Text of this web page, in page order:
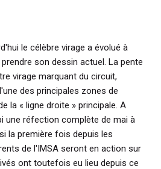
le célèbre virage a évolué à
son dessin actuel. La pente
virage marquant du circuit,
des principales zones de
la « ligne droite » principale. A
une réfection complète de mai à
la première fois depuis les
de l'IMSA seront en action sur
ont toutefois eu lieu depuis ce